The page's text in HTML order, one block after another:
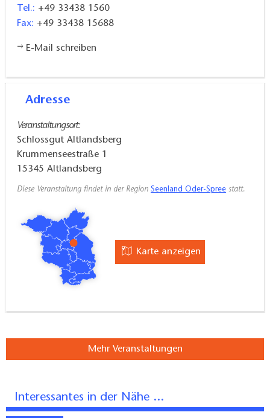
Tel.: +49 33438 1560
Fax: +49 33438 15688
E-Mail schreiben
Adresse
Veranstaltungsort:
Schlossgut Altlandsberg
Krummenseestraße 1
15345 Altlandsberg
Diese Veranstaltung findet in der Region Seenland Oder-Spree statt.
Karte anzeigen
Mehr Veranstaltungen
Interessantes in der Nähe ...